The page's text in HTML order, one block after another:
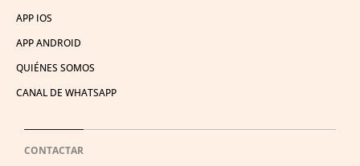
APP IOS
APP ANDROID
QUIÉNES SOMOS
CANAL DE WHATSAPP
CONTACTAR